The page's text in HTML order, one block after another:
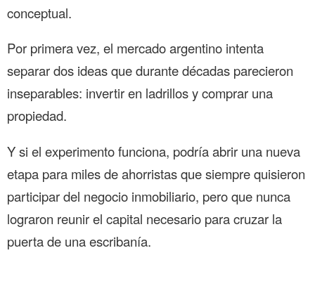
conceptual.
Por primera vez, el mercado argentino intenta
separar dos ideas que durante décadas parecieron
inseparables: invertir en ladrillos y comprar una
propiedad.
Y si el experimento funciona, podría abrir una nueva
etapa para miles de ahorristas que siempre quisieron
participar del negocio inmobiliario, pero que nunca
lograron reunir el capital necesario para cruzar la
puerta de una escribanía.